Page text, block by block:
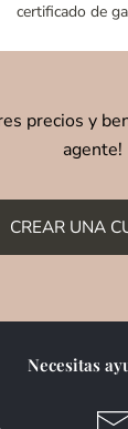
certificado de
precios y
agente!
CREAR UNA
Necesitas